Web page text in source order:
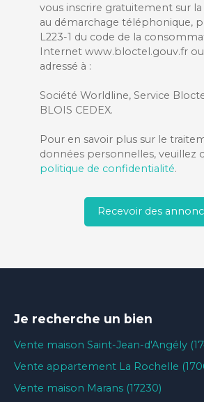
vous inscrire gratuitement sur
au démarchage téléphonique,
L223-1 du code de la
Internet www.bloctel.gouv.fr
adressé à :
Société Worldline, Service
BLOIS CEDEX.
Pour en savoir plus sur le
données personnelles, veuillez
politique de confidentialité.
Recevoir des
Je recherche un bien
Vente maison Saint-Jean-d'Angély
Vente appartement La Rochelle
Vente maison Marans (17230)